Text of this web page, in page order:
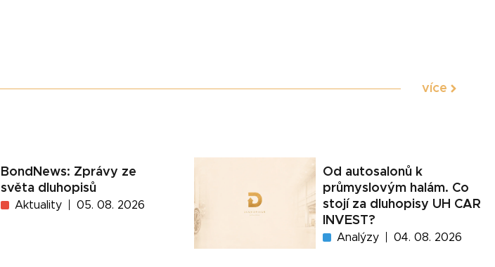
více
BondNews: Zprávy ze
světa dluhopisů
Aktuality 05. 08. 2026
Od autosalonů k
průmyslovým halám. Co
stojí za dluhopisy UH CAR
INVEST?
Analýzy 04. 08. 2026